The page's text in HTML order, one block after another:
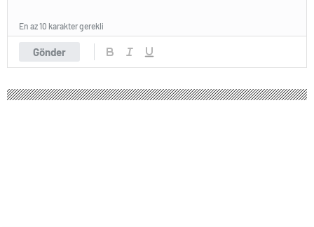
Gönder
En az 10 karakter gerekli